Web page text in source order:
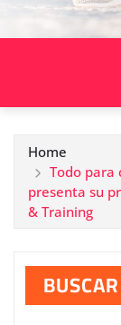
Home
Todo para
presenta su
& Training
BUSCAR